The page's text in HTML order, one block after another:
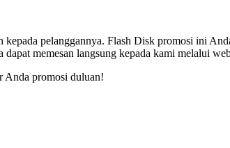
pelanggannya. Flash Disk promosi ini
memesan langsung kepada kami melalui
Anda promosi duluan!